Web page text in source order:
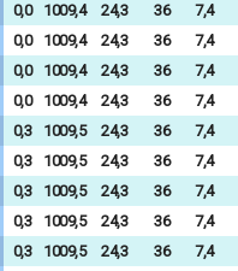
0,0 1009,4 24,3 36
7,4
0,0 1009,4 24,3 36
7,4
0,0 1009,4 24,3 36
7,4
0,0 1009,4 24,3 36
7,4
0,3 1009,5 24,3 36
7,4
0,3 1009,5 24,3 36
7,4
0,3 1009,5 24,3 36
7,4
0,3 1009,5 24,3 36
7,4
0,3 1009,5 24,3 36
7,4